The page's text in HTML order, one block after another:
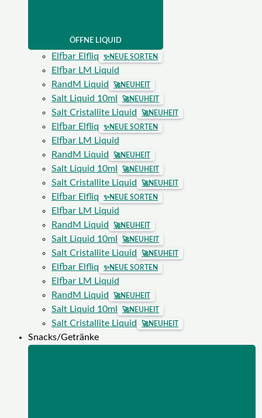
ÖFFNE LIQUID
Elfbar Elfliq ✨NEUE SORTEN
Elfbar LM Liquid
RandM Liquid
🚀NEUHEIT
Salt Liquid 10ml 🚀NEUHEIT
Salt Cristallite Liquid 🚀NEUHEIT
Elfbar Elfliq ✨NEUE SORTEN
Elfbar LM Liquid
RandM Liquid
🚀NEUHEIT
Salt Liquid 10ml 🚀NEUHEIT
Salt Cristallite Liquid 🚀NEUHEIT
Elfbar Elfliq ✨NEUE SORTEN
Elfbar LM Liquid
RandM Liquid
🚀NEUHEIT
Salt Liquid 10ml 🚀NEUHEIT
Salt Cristallite Liquid 🚀NEUHEIT
Elfbar Elfliq ✨NEUE SORTEN
Elfbar LM Liquid
RandM Liquid
🚀NEUHEIT
Salt Liquid 10ml 🚀NEUHEIT
Salt Cristallite Liquid 🚀NEUHEIT
Snacks/Getränke